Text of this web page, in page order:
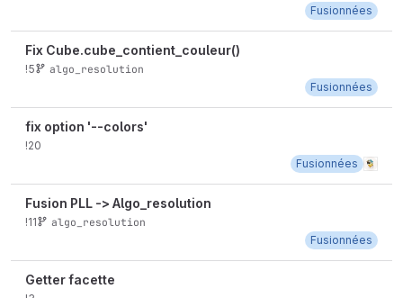
Fusionnées
Fix Cube.cube_contient_couleur()
!5
algo_resolution
Fusionnées
fix option '--colors'
!20
Fusionnées
Fusion PLL -> Algo_resolution
!11
algo_resolution
Fusionnées
Getter facette